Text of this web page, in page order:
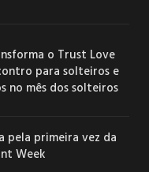
o Trust Love
para solteiros e
no mês dos solteiros
pela primeira vez da
Week